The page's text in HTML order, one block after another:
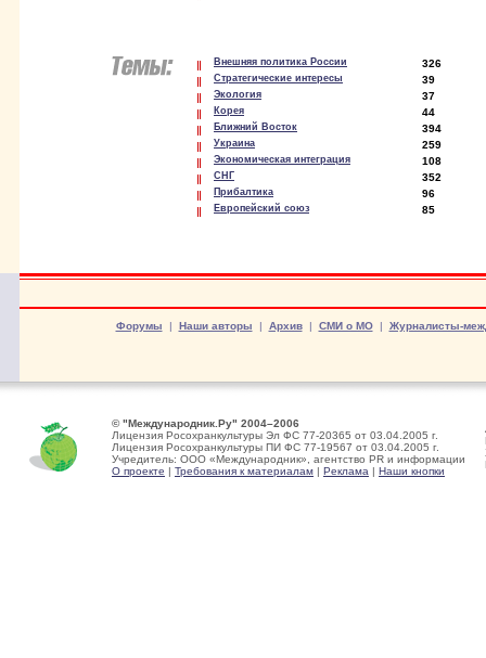
Внешняя политика России 326
Стратегические интересы 39
Экология 37
Корея 44
Ближний Восток 394
Украина 259
Экономическая интеграция 108
СНГ 352
Прибалтика 96
Европейский союз 85
Форумы | Наши авторы | Архив| СМИ о МО| Журналисты-
© "Международник.Ру" 2004–2006
Лицензия Росохранкультуры Эл ФС 77-20365 от 03.04.2005 г.
Лицензия Росохранкультуры ПИ ФС 77-19567 от 03.04.2005 г.
Учредитель: ООО «Международник», агентство PR и информации
О проекте | Требования к материалам | Реклама | Наши кнопки